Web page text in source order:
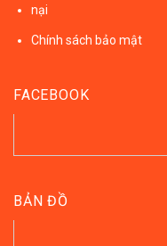
nại
Chính sách bảo mật
FACEBOOK
BẢN ĐỒ